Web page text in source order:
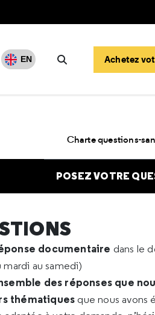
EN
Rechercher
Achetez
Charte questions-
POSEZ VOTRE
documentaire dans le
mardi au samedi)
des réponses que
thématiques que nous avons